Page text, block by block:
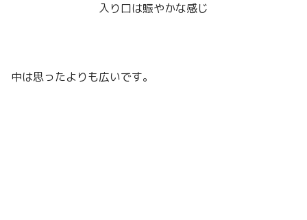
入り口は賑やかな感じ
中は思ったよりも広いです。